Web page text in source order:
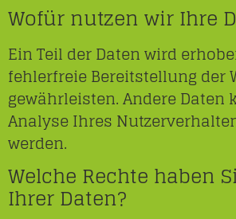
Wofür nutzen wir Ihre
Ein Teil der Daten wird
fehlerfreie Bereitstellung der
gewährleisten. Andere Daten
Analyse Ihres
werden.
Welche Rechte haben
Ihrer Daten?